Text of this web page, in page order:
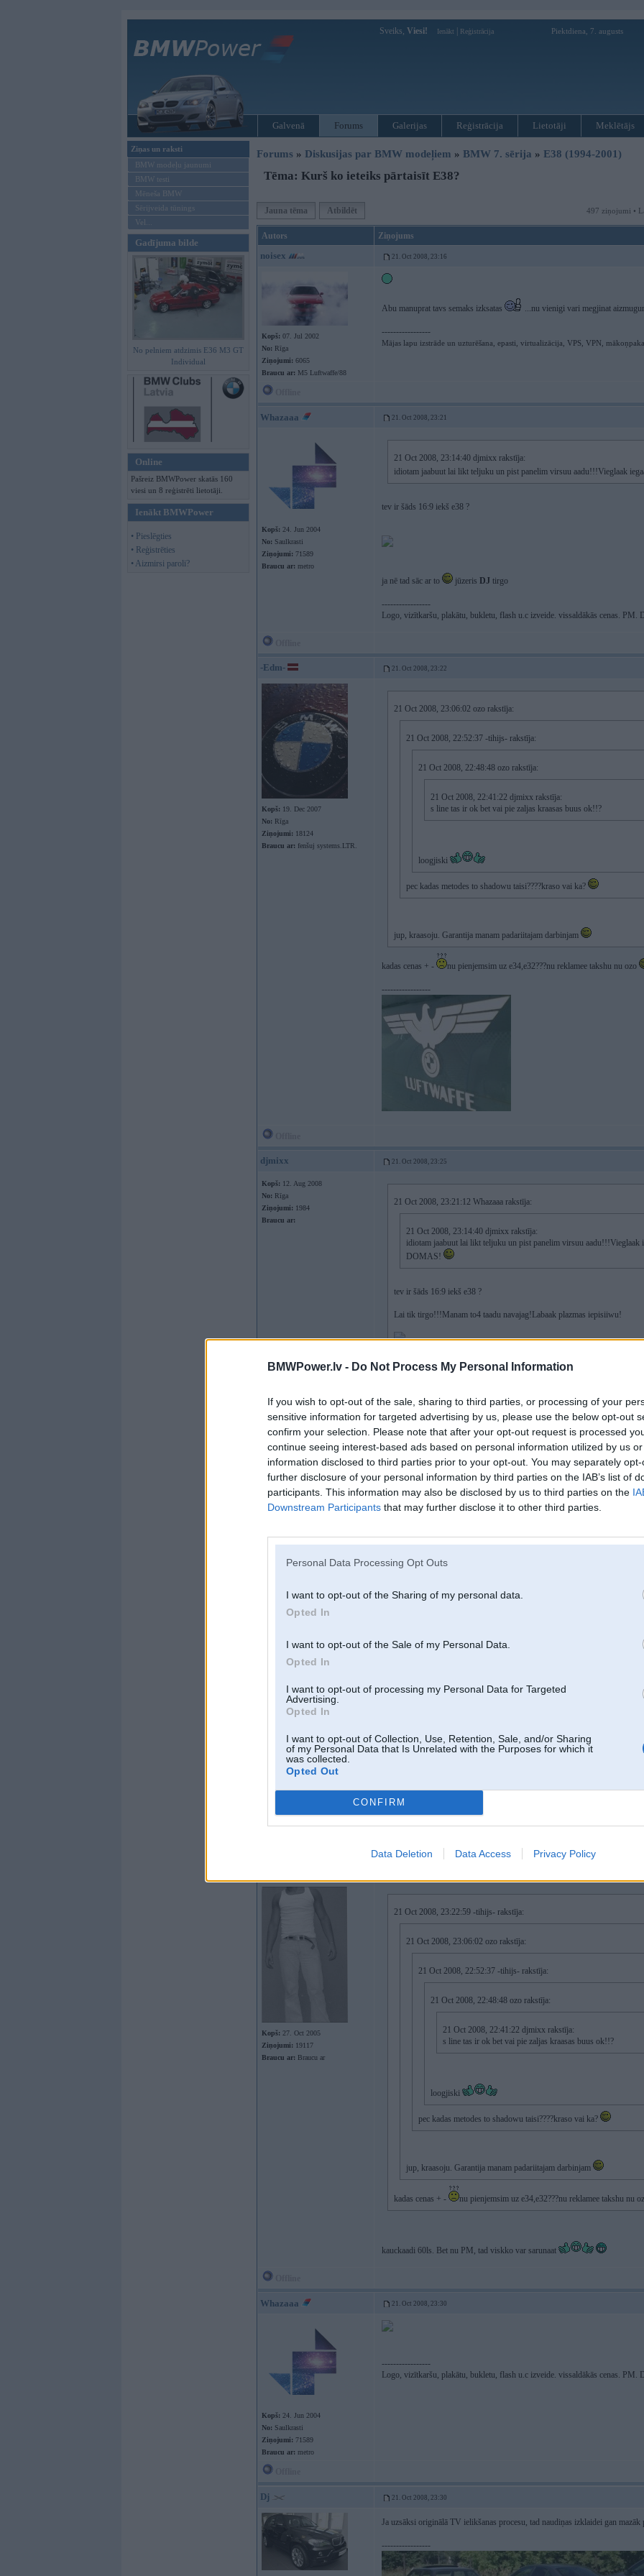
BMWPower.lv - Do Not Process My Personal Information
If you wish to opt-out of the sale, sharing to third parties, or processing of your
sensitive information for targeted advertising by us, please use the below opt-out
confirm your selection. Please note that after your opt-out request is processed
continue seeing interest-based ads based on personal information utilized by us
information disclosed to third parties prior to your opt-out. You may separately
further disclosure of your personal information by third parties on the IAB’s list of
participants. This information may also be disclosed by us to third parties on the
Downstream Participants that may further disclose it to other third parties.
Personal Data Processing Opt Outs
I want to opt-out of the Sharing of my personal data.
Opted In
I want to opt-out of the Sale of my Personal Data.
Opted In
I want to opt-out of processing my Personal Data for Targeted
Advertising.
Opted In
I want to opt-out of Collection, Use, Retention, Sale, and/or Sharing
of my Personal Data that Is Unrelated with the Purposes for which it
was collected.
Opted Out
CONFIRM
Data Deletion Data Access Privacy Policy
Sveiks, Viesi! Ienākt Reģistrācija Piektdiena, 7. augusts
Galvenā Forums Galerijas Reģistrācija Lietotāji Meklētājs
Ziņas un raksti
BMW modeļu jaunumi
BMW testi
Mēneša BMW
Sērijveida tūnings
Vel...
Gadījuma bilde
No pelniem atdzimis E36 M3 GT
Individual
Online
Pašreiz BMWPower skatās 160
viesi un 8 reģistrēti lietotāji.
Ienākt BMWPower
• Pieslēgties
• Reģistrēties
• Aizmirsi paroli?
Forums » Diskusijas par BMW modeļiem » BMW 7. sērija » E38 (1994-2001)
Tēma: Kurš ko ieteiks pārtaisīt E38?
Jauna tēma Atbildēt 497 ziņojumi •
Autors Ziņojums
noisex 21. Oct 2008, 23:16
Kopš: 07. Jul 2002
No: Rīga
Ziņojumi: 6065
Braucu ar: M5 Luftwaffe/88
Abu manuprat tavs semaks izksatas ...nu vienigi vari megjinat
-----------------
Mājas lapu izstrāde un uzturēšana, epasti, virtualizācija, VPS, VPN,
Whazaaa 21. Oct 2008, 23:21
Kopš: 24. Jun 2004
No: Saulkrasti
Ziņojumi: 71589
Braucu ar: metro
21 Oct 2008, 23:14:40 djmixx rakstīja:
idiotam jaabuut lai likt teljuku un pist panelim virsuu aadu!!!Vieglaak
tev ir šāds 16:9 iekš e38 ?
ja nē tad sāc ar to jūzeris DJ tirgo
-----------------
Logo, vizītkaršu, plakātu, bukletu, flash u.c izveide. vissaldākās cenas.
-Edm- 21. Oct 2008, 23:22
Kopš: 19. Dec 2007
No: Rīga
Ziņojumi: 18124
Braucu ar: fenšuj systems.LTR.
21 Oct 2008, 23:06:02 ozo rakstīja:
21 Oct 2008, 22:52:37 -tihijs- rakstīja:
21 Oct 2008, 22:48:48 ozo rakstīja:
21 Oct 2008, 22:41:22 djmixx rakstīja:
s line tas ir ok bet vai pie zaljas kraasas buus ok!!?
loogjiski
pec kadas metodes to shadowu taisi????kraso vai ka?
jup, kraasoju. Garantija manam padariitajam darbinjam
kadas cenas + - nu pienjemsim uz e34,e32???nu reklamee takshu nu ozo
-----------------
djmixx 21. Oct 2008, 23:25
Kopš: 12. Aug 2008
No: Rīga
Ziņojumi: 1984
Braucu ar:
21 Oct 2008, 23:21:12 Whazaaa rakstīja:
21 Oct 2008, 23:14:40 djmixx rakstīja:
idiotam jaabuut lai likt teljuku un pist panelim virsuu
DOMAS!
tev ir šāds 16:9 iekš e38 ?
Lai tik tirgo!!!Manam to4 taadu navajag!Labaak plazmas iepisiiwu!
Offline
19. Dec 2007
Rīga
pis plazmu 42 bagazhniekaa
-----------------
Kopš:24. Jun 2004
Ziņojumi:71589
Braucu ar:metro
es ceru, ka tu zini to, ka tādi nāca original iekš e38 un tur nekas nav jābojā
Logo, vizītkaršu, plakātu, bukletu, flash u.c izveide. vissaldākās cenas. PM.
Kopš: 27. Oct 2005
Ziņojumi: 19117
Braucu ar: Braucu ar
21 Oct 2008, 23:22:59 -tihijs- rakstīja:
21 Oct 2008, 23:06:02 ozo rakstīja:
21 Oct 2008, 22:52:37 -tihijs- rakstīja:
21 Oct 2008, 22:48:48 ozo rakstīja:
21 Oct 2008, 22:41:22 djmixx rakstīja:
s line tas ir ok bet vai pie zaljas kraasas buus ok!!?
loogjiski
pec kadas metodes to shadowu taisi????kraso vai ka?
jup, kraasoju. Garantija manam padariitajam darbinjam
kadas cenas + - nu pienjemsim uz e34,e32???nu reklamee takshu nu
kauckaadi 60ls. Bet nu PM, tad viskko var sarunaat
Whazaaa 21. Oct 2008, 23:30
Kopš: 24. Jun 2004
No: Saulkrasti
Ziņojumi: 71589
Braucu ar: metro
-----------------
Logo, vizītkaršu, plakātu, bukletu, flash u.c izveide. vissaldākās cenas.
Dj 21. Oct 2008, 23:30
Ja uzsāksi originālā TV ielikšanas procesu, tad naudiņas izklaidei gan
-----------------